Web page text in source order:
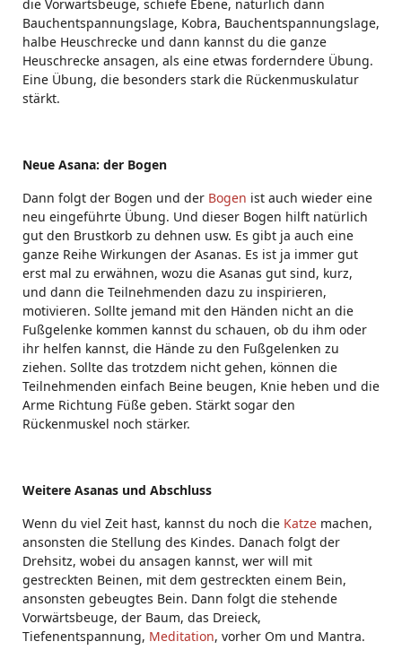
die Vorwärtsbeuge, schiefe Ebene, natürlich dann
Bauchentspannungslage, Kobra, Bauchentspannungslage,
halbe Heuschrecke und dann kannst du die ganze
Heuschrecke ansagen, als eine etwas forderndere Übung.
Eine Übung, die besonders stark die Rückenmuskulatur
stärkt.
Neue Asana: der Bogen
Dann folgt der Bogen und der Bogen ist auch wieder eine
neu eingeführte Übung. Und dieser Bogen hilft natürlich
gut den Brustkorb zu dehnen usw. Es gibt ja auch eine
ganze Reihe Wirkungen der Asanas. Es ist ja immer gut
erst mal zu erwähnen, wozu die Asanas gut sind, kurz,
und dann die Teilnehmenden dazu zu inspirieren,
motivieren. Sollte jemand mit den Händen nicht an die
Fußgelenke kommen kannst du schauen, ob du ihm oder
ihr helfen kannst, die Hände zu den Fußgelenken zu
ziehen. Sollte das trotzdem nicht gehen, können die
Teilnehmenden einfach Beine beugen, Knie heben und die
Arme Richtung Füße geben. Stärkt sogar den
Rückenmuskel noch stärker.
Weitere Asanas und Abschluss
Wenn du viel Zeit hast, kannst du noch die Katze machen,
ansonsten die Stellung des Kindes. Danach folgt der
Drehsitz, wobei du ansagen kannst, wer will mit
gestreckten Beinen, mit dem gestreckten einem Bein,
ansonsten gebeugtes Bein. Dann folgt die stehende
Vorwärtsbeuge, der Baum, das Dreieck,
Tiefenentspannung, Meditation, vorher Om und Mantra.